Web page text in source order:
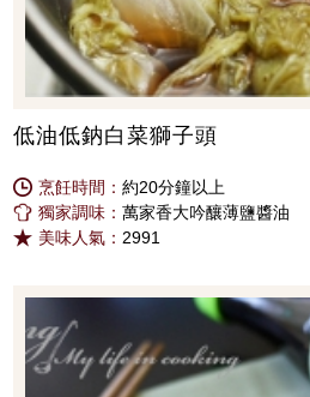
低油低鈉白菜獅子頭
烹飪時間：約20分鐘以上
獨家調味：萬家香大吟釀薄鹽醬油
美味人氣： 2991